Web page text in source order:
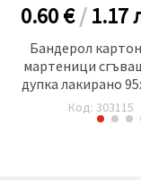
0.60 €/1.17
Бандерол
мартеници
дупка лакирано
50 броя
Код: 303115